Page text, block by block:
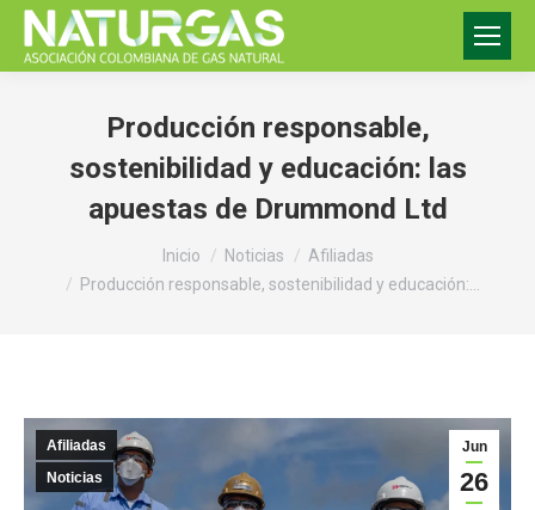
Producción responsable,
sostenibilidad y educación: las
apuestas de Drummond Ltd
Inicio Noticias
Afiliadas
Producción responsable, sostenibilidad y educación:…
Jun
26
Afiliadas
Noticias